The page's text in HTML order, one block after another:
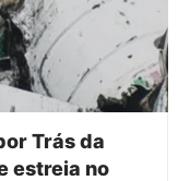
Trás da
estreia no